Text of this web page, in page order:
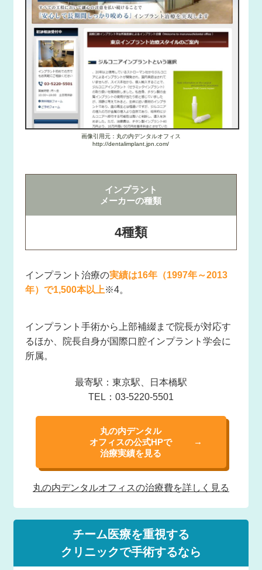
画像引用元：丸の内デンタルオフィス
http://dentalimplant.jpn.com/
インプラント
メーカーの種類
4種類
インプラント治療の実績は16年（1997年～2013
年）で1,500本以上※4。
インプラント手術から上部補綴まで院長が対応す
るほか、院長自身が国際口腔インプラント学会に
所属。
最寄駅：東京駅、日本橋駅
TEL：03-5220-5501
丸の内デンタル
オフィスの公式HPで
治療実績を見る
丸の内デンタルオフィスの治療費を詳しく見る
チーム医療を重視する
クリニックで手術するなら